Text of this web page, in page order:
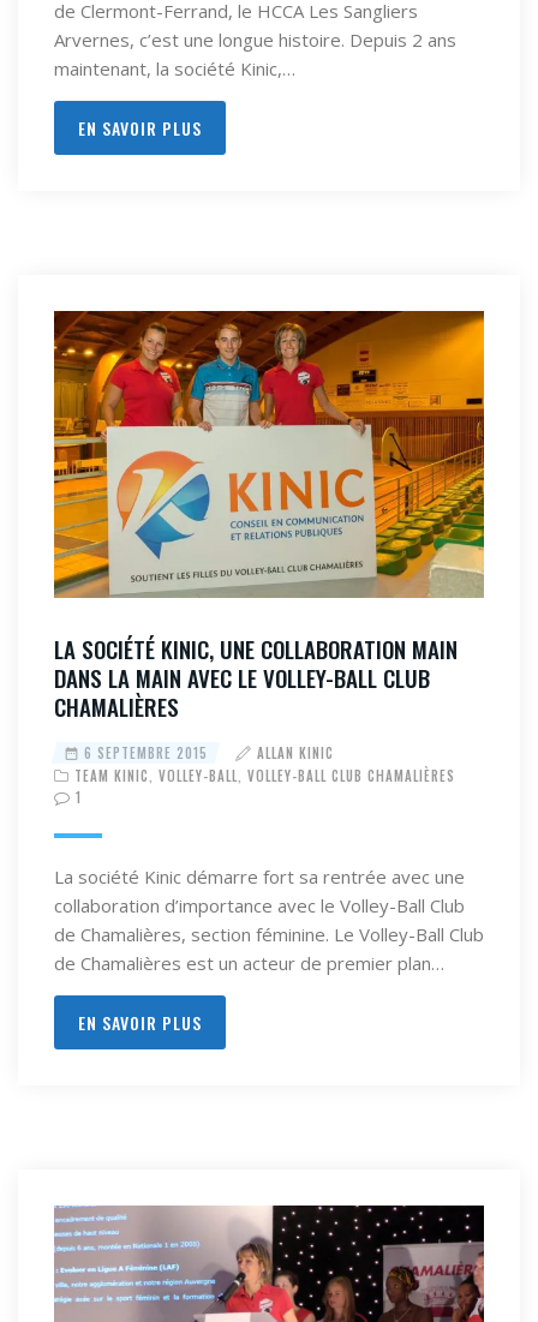
de Clermont-Ferrand, le HCCA Les Sangliers
Arvernes, c’est une longue histoire. Depuis 2 ans
maintenant, la société Kinic,…
EN SAVOIR PLUS
LA SOCIÉTÉ KINIC, UNE COLLABORATION MAIN
DANS LA MAIN AVEC LE VOLLEY-BALL CLUB
CHAMALIÈRES
6 SEPTEMBRE 2015
ALLAN KINIC
TEAM KINIC
VOLLEY-BALL
VOLLEY-BALL CLUB CHAMALIÈRES
1
La société Kinic démarre fort sa rentrée avec une
collaboration d’importance avec le Volley-Ball Club
de Chamalières, section féminine. Le Volley-Ball Club
de Chamalières est un acteur de premier plan…
EN SAVOIR PLUS